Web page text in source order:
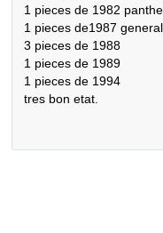
1 pieces de 1982
1 pieces de1987
3 pieces de 1988
1 pieces de 1989
1 pieces de 1994
tres bon etat.